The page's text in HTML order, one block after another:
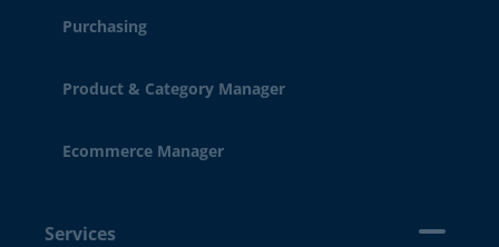
Purchasing
Product & Category Manager
Ecommerce Manager
Services